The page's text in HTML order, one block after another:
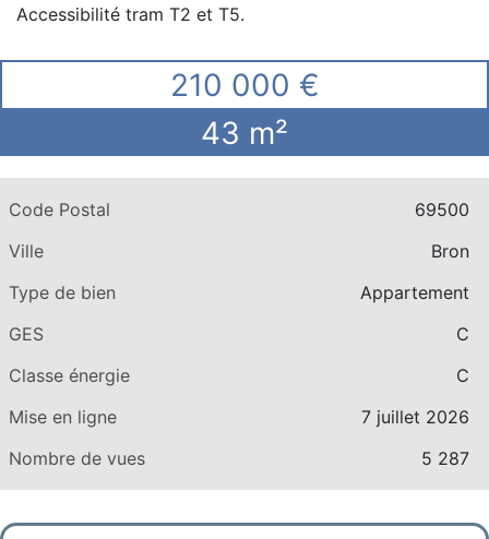
Accessibilité tram T2 et T5.
210 000 €
43 m²
Code Postal
69500
Ville
Bron
Type de bien
Appartement
GES
C
Classe énergie
C
Mise en ligne
7 juillet 2026
Nombre de vues
5 287